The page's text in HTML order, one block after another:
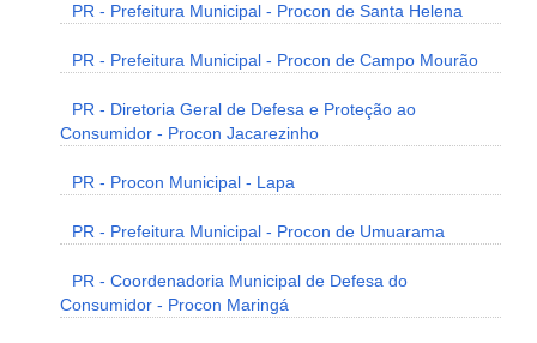
PR - Prefeitura Municipal - Procon de Santa Helena
PR - Prefeitura Municipal - Procon de Campo Mourão
PR - Diretoria Geral de Defesa e Proteção ao
Consumidor - Procon Jacarezinho
PR - Procon Municipal - Lapa
PR - Prefeitura Municipal - Procon de Umuarama
PR - Coordenadoria Municipal de Defesa do
Consumidor - Procon Maringá